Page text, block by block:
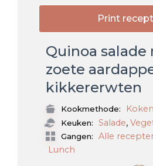
Print recept
Quinoa salade
zoete
kikkererwten
Kookmethode: Koken
Keuken: Salade,
Gangen: Alle
Lunch